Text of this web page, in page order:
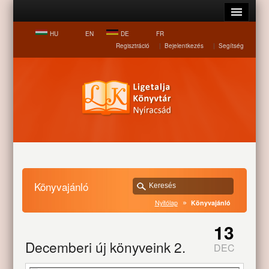
HU EN DE
FR
Regisztráció
| Bejelentkezés | Segítség
Könyvajánló
Nyitólap Könyvajánló
Decemberi új könyveink 2.
13
DEC